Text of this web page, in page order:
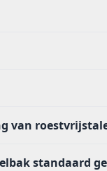
van
standaard